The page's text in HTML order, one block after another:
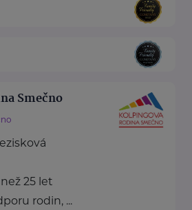
Smečno
25 let
rodin, ...